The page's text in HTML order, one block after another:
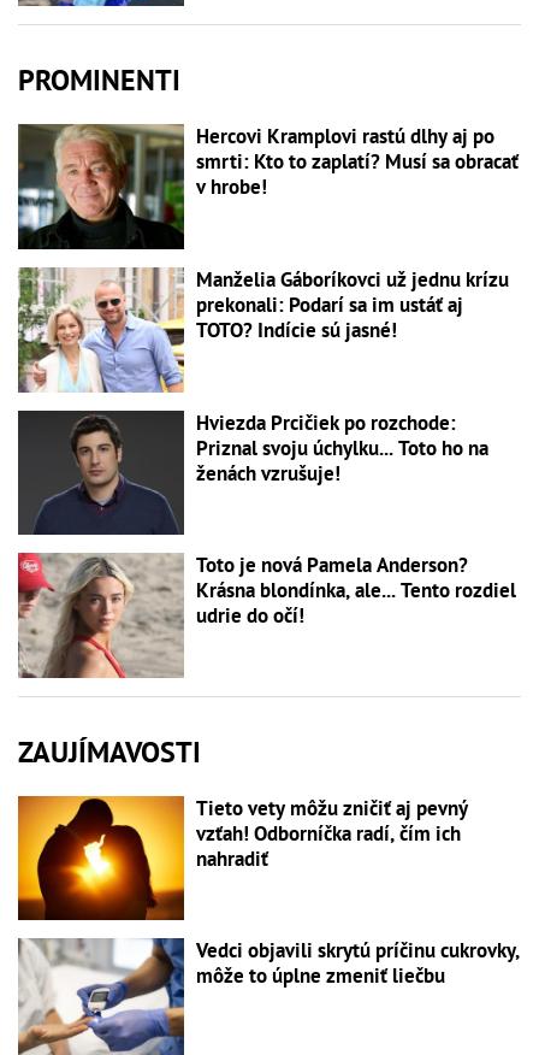
PROMINENTI
Hercovi Kramplovi rastú dlhy aj po
smrti: Kto to zaplatí? Musí sa obracať
v hrobe!
Manželia Gáboríkovci už jednu krízu
prekonali: Podarí sa im ustáť aj
TOTO? Indície sú jasné!
Hviezda Prcičiek po rozchode:
Priznal svoju úchylku... Toto ho na
ženách vzrušuje!
Toto je nová Pamela Anderson?
Krásna blondínka, ale... Tento rozdiel
udrie do očí!
ZAUJÍMAVOSTI
Tieto vety môžu zničiť aj pevný
vzťah! Odborníčka radí, čím ich
nahradiť
Vedci objavili skrytú príčinu cukrovky,
môže to úplne zmeniť liečbu